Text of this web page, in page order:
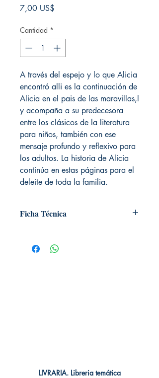
7,00 US$
Cantidad *
A través del espejo y lo que Alicia
encontró alli es la continuación de
Alicia en el pais de las maravillas,l
y acompaña a su predecesora
entre los clásicos de la literatura
para niños, también con ese
mensaje profundo y reflexivo para
los adultos. La historia de Alicia
continúa en estas páginas para el
deleite de toda la familia.
Ficha Técnica
Editorial: Plutón
Idioma: Castellano
LIVRARIA. Libreria temática